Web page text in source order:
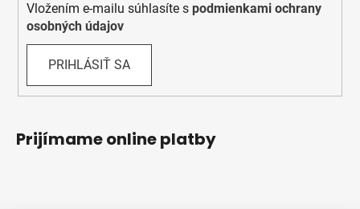
Vložením e-mailu súhlasíte s podmienkami ochrany
osobných údajov
PRIHLÁSIŤ SA
Prijímame online platby